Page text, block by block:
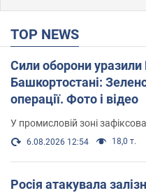
TOP NEWS
Сили оборони уразили
Башкортостані:
операції. Фото і відео
У промисловій зоні
6.08.2026 12:54 18,0 т.
Росія атакувала